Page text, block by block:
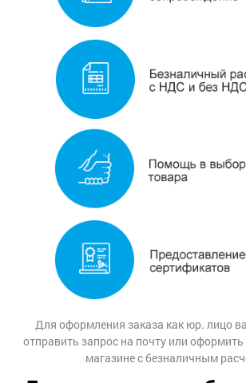
Замки
многозапорные
почтового
Замок
велосипеда
китайских
(Форпост)
(только
Накладки/WC-
комплекты
Дверные
защелки
Шпингалеты,
засовы
Для оформления заказа как юр. лицо
отправить запрос на почту или оформить
магазине с безналичным